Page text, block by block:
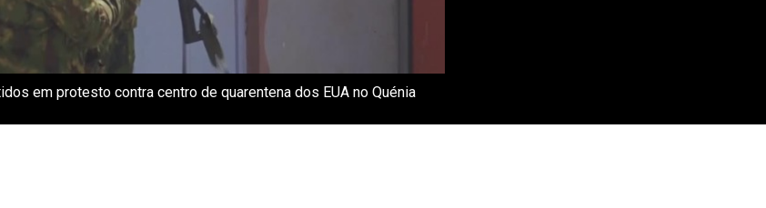
em protesto contra centro de quarentena dos EUA no Quénia